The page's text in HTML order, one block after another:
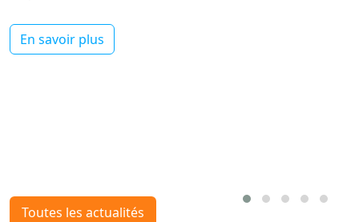
En savoir plus
Toutes les actualités